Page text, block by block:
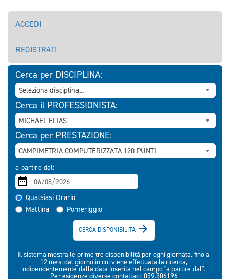
ACCEDI
REGISTRATI
Cerca per DISCIPLINA:
Cerca il PROFESSIONISTA:
Cerca per PRESTAZIONE:
a partire dal:
Qualsiasi Orario
Mattina
Pomeriggio
CERCA DISPONIBILITÀ 
Il sistema mostra le prime tre disponibilità per ogni giornata, fino a
12 mesi dal giorno in cui viene effettuata la ricerca,
indipendentemente dalla data inserita nel campo "a partire dal".
Per esigenze diverse contattaci: 059.306196